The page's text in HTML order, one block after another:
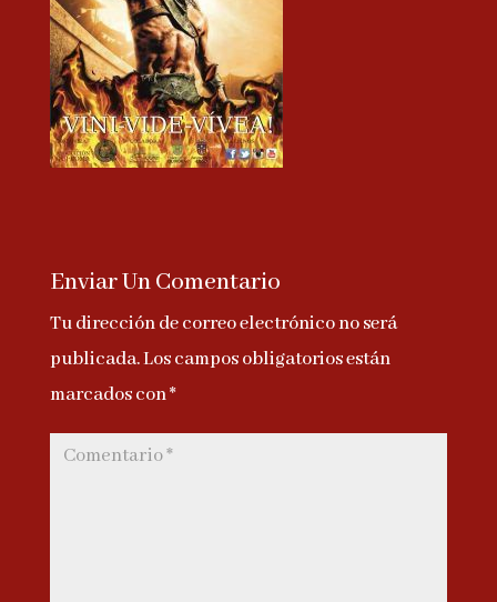
Enviar Un Comentario
Tu dirección de correo electrónico no será
publicada.Los campos obligatorios están
marcados con*